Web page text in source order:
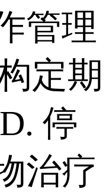
管理
定期
停
治疗